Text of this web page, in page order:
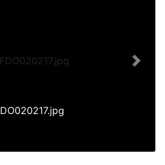
Next